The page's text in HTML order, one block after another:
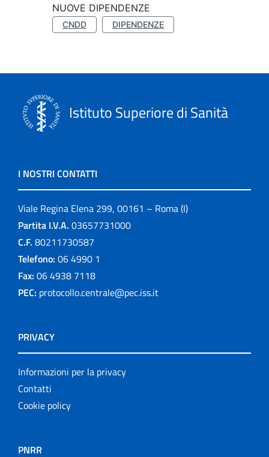
NUOVE DIPENDENZE
CNDD DIPENDENZE
Istituto Superiore di Sanità
I NOSTRI CONTATTI
Viale Regina Elena 299, 00161 – Roma (I)
Partita I.V.A. 03657731000
C.F. 80211730587
Telefono: 06 4990 1
Fax: 06 4938 7118
PEC: protocollo.centrale@pec.iss.it
PRIVACY
Informazioni per la privacy
Contatti
Cookie policy
PNRR